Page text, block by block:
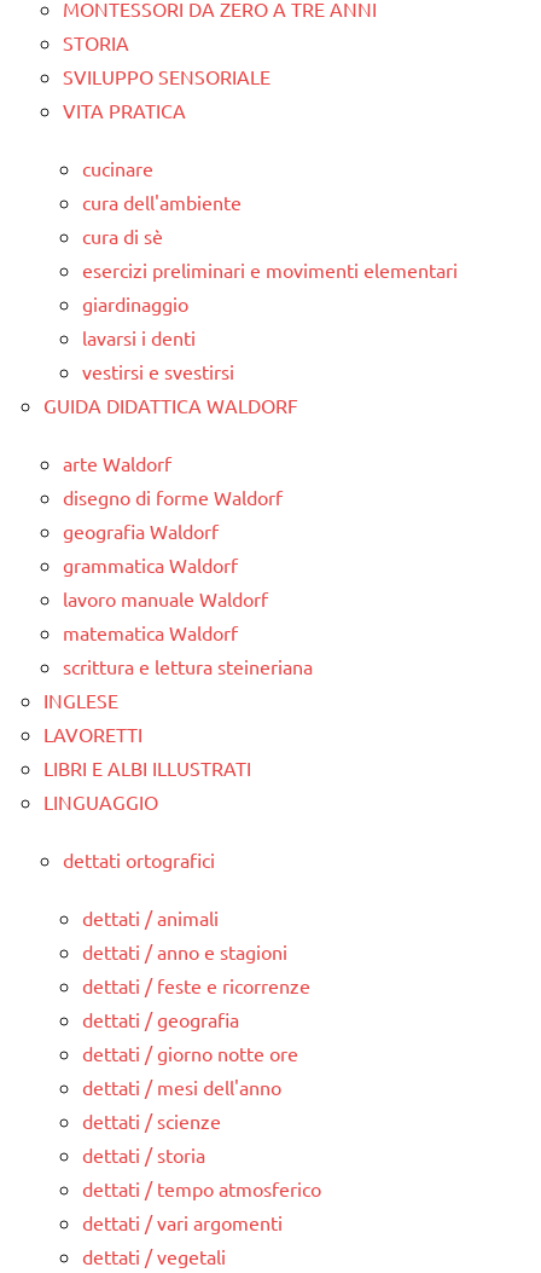
MONTESSORI DA ZERO A TRE ANNI
STORIA
SVILUPPO SENSORIALE
VITA PRATICA
cucinare
cura dell'ambiente
cura di sè
esercizi preliminari e movimenti elementari
giardinaggio
lavarsi i denti
vestirsi e svestirsi
GUIDA DIDATTICA WALDORF
arte Waldorf
disegno di forme Waldorf
geografia Waldorf
grammatica Waldorf
lavoro manuale Waldorf
matematica Waldorf
scrittura e lettura steineriana
INGLESE
LAVORETTI
LIBRI E ALBI ILLUSTRATI
LINGUAGGIO
dettati ortografici
dettati / animali
dettati / anno e stagioni
dettati / feste e ricorrenze
dettati / geografia
dettati / giorno notte ore
dettati / mesi dell'anno
dettati / scienze
dettati / storia
dettati / tempo atmosferico
dettati / vari argomenti
dettati / vegetali